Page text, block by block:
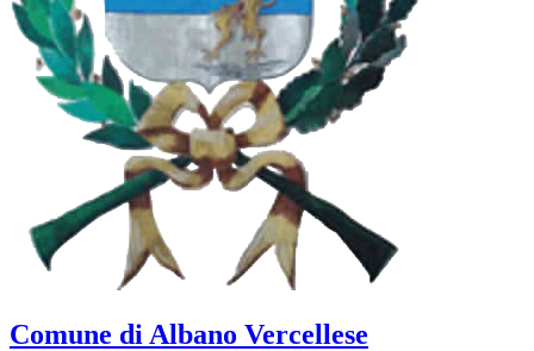
Comune di Albano Vercellese